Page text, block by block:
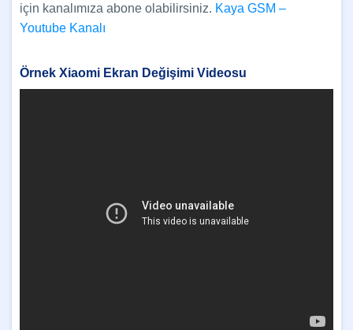
için kanalımıza abone olabilirsiniz. Kaya GSM –
Youtube Kanalı
Örnek Xiaomi Ekran Değişimi Videosu